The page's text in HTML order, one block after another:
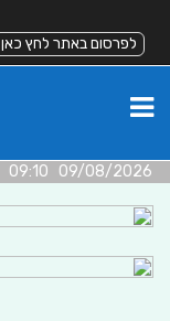
לפרסום באתר לחץ כאן
09/08/2026 09:10 09